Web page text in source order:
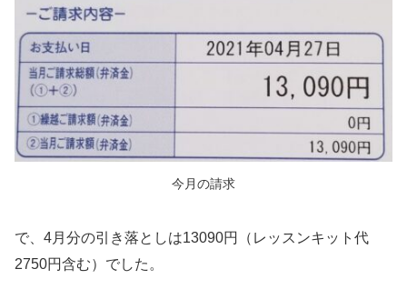
今月の請求
で、4月分の引き落としは13090円（レッスンキット代
2750円含む）でした。